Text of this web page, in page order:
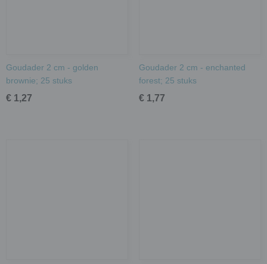
Goudader 2 cm - golden
brownie; 25 stuks
€ 1,27
Goudader 2 cm - enchanted
forest; 25 stuks
€ 1,77